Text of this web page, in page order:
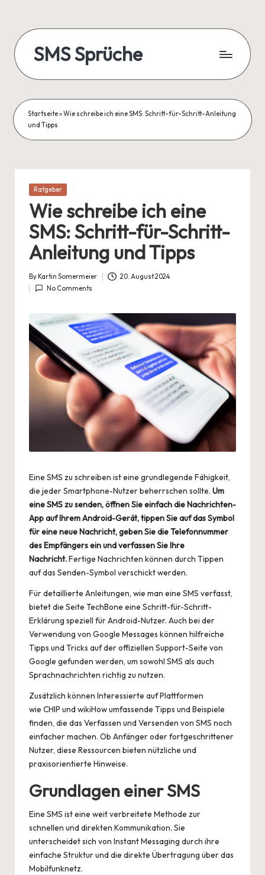
content
SMS Sprüche
Startseite»Wie schreibe ich eine SMS: Schritt-für-Schritt-Anleitung
und Tipps
Posted
Ratgeber
Wie schreibe ich eine
SMS: Schritt-für-Schritt-
Anleitung und Tipps
Posted
by
By Kartin Somermeier
20. August 2024
No Comments
Eine SMS zu schreiben ist eine grundlegende Fähigkeit,
die jeder Smartphone-Nutzer beherrschen sollte. Um
eine SMS zu senden, öffnen Sie einfach die Nachrichten-
App auf Ihrem Android-Gerät, tippen Sie auf das Symbol
für eine neue Nachricht, geben Sie die Telefonnummer
des Empfängers ein und verfassen Sie Ihre
Nachricht.Fertige Nachrichten können durch Tippen
auf das Senden-Symbol verschickt werden.
Für detaillierte Anleitungen, wie man eine SMS verfasst,
bietet die Seite TechBone eine Schritt-für-Schritt-
Erklärung speziell für Android-Nutzer. Auch bei der
Verwendung von Google Messages können hilfreiche
Tipps und Tricks auf der offiziellen Support-Seite von
Google gefunden werden, um sowohl SMS als auch
Sprachnachrichten richtig zu nutzen.
Zusätzlich können Interessierte auf Plattformen
wie CHIP und wikiHowumfassende Tipps und Beispiele
finden, die das Verfassen und Versenden von SMS noch
einfacher machen. Ob Anfänger oder fortgeschrittener
Nutzer, diese Ressourcen bieten nützliche und
praxisorientierte Hinweise.
Grundlagen einer SMS
Eine SMS ist eine weit verbreitete Methode zur
schnellen und direkten Kommunikation. Sie
unterscheidet sich von Instant Messaging durch ihre
einfache Struktur und die direkte Übertragung über das
Mobilfunknetz.